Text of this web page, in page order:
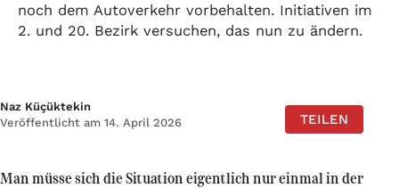
noch dem Autoverkehr vorbehalten. Initiativen im
2. und 20. Bezirk versuchen, das nun zu ändern.
Naz Küçüktekin
Veröffentlicht am 14. April 2026
TEILEN
Man müsse sich die Situation eigentlich nur einmal in der